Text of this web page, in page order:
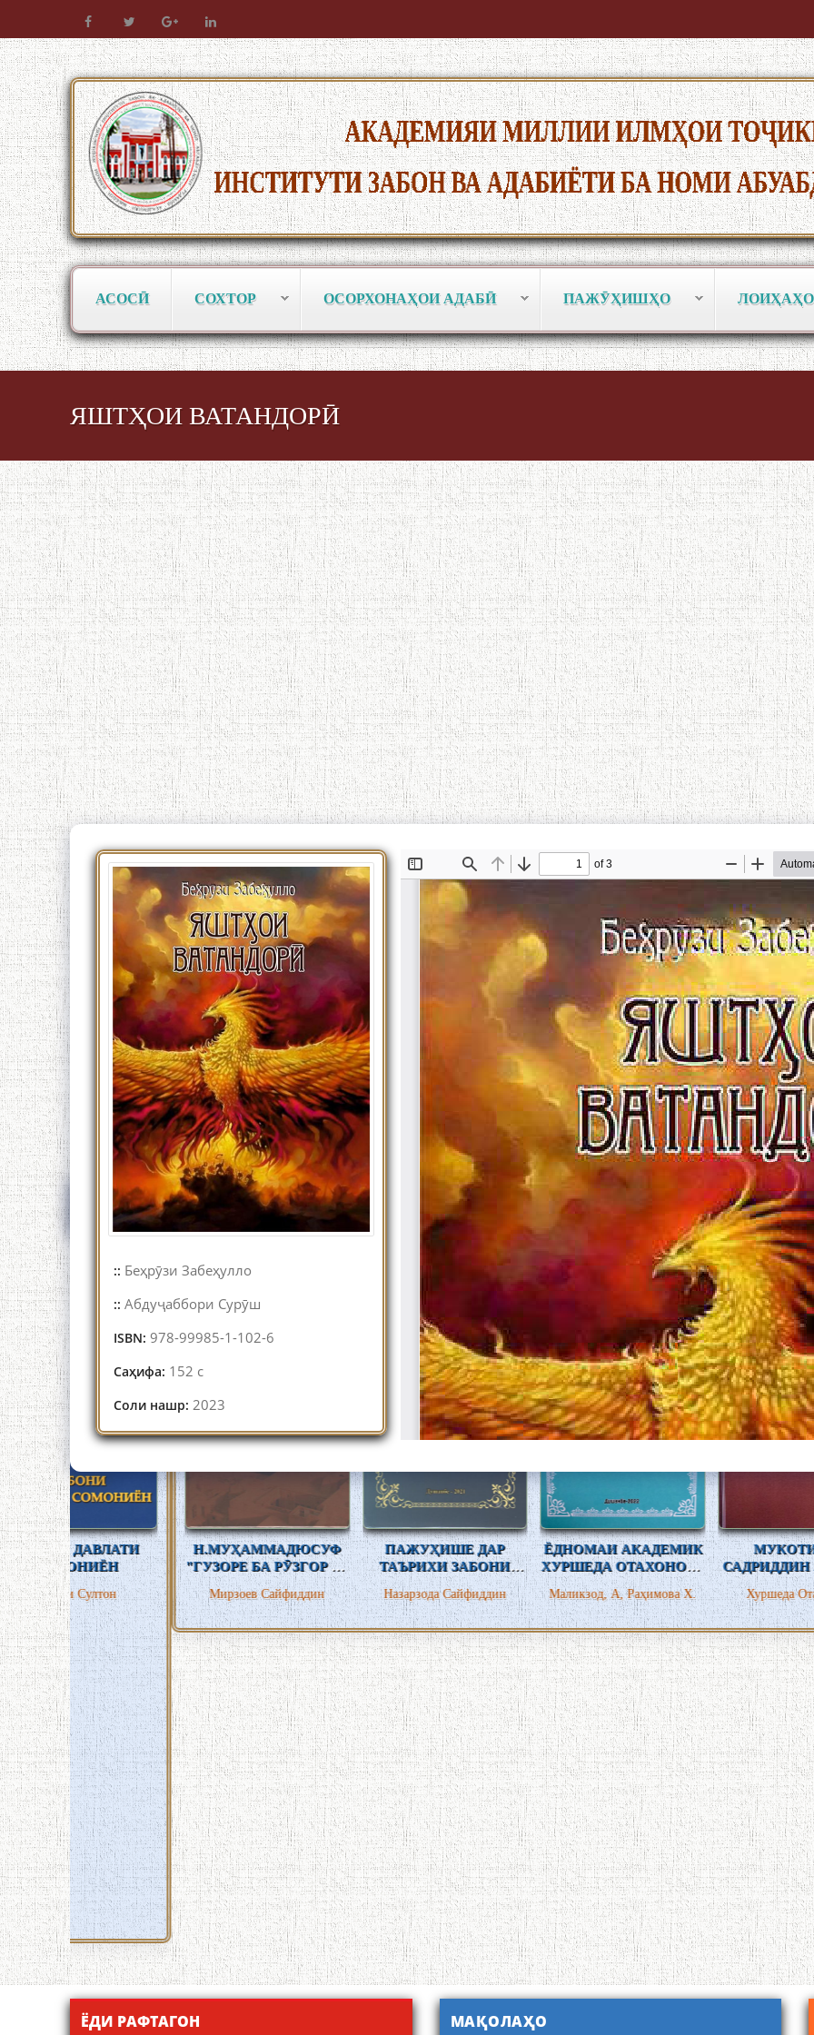
АСОСӢ СОХТОР ОСОРХОНАҲОИ АДАБӢ ПАЖӮҲИШҲО ЛОИҲАҲО
ЯШТҲОИ ВАТАНДОРӢ
Китобҳои тозанашр
Н.МУҲАММАДЮСУФ
"ГУЗОРЕ БА РӮЗГОР ВА
ОСОРИ ШАЙХ
АБДУЛҲАЙИ
МУҶАХАРФӢ"
Мирзоев Сайфиддин
ПАЖУҲИШЕ ДАР
ТАЪРИХИ ЗАБОНИ
ТОҶИКӢ
Назарзода Сайфиддин
ЁДНОМАИ АКАДЕМИК
ХУРШЕДА ОТАХОНОВА
(БА ИФТИХОРИ 90-
СОЛАГӢ)
Маликзод, А, Раҳимова Х.
МУКОТИБАИ
САДРИДДИН АЙНӢ ВА
АБУЛҚОСИМ ЛОҲУТӢ
Хуршеда Отахонова
:: Беҳрӯзи Забеҳулло
:: Абдуҷаббори Сурӯш
ISBN: 978-99985-1-102-6
Саҳифа: 152 с
Соли нашр: 2023
ЁДИ РАФТАГОН МАҚОЛАҲО